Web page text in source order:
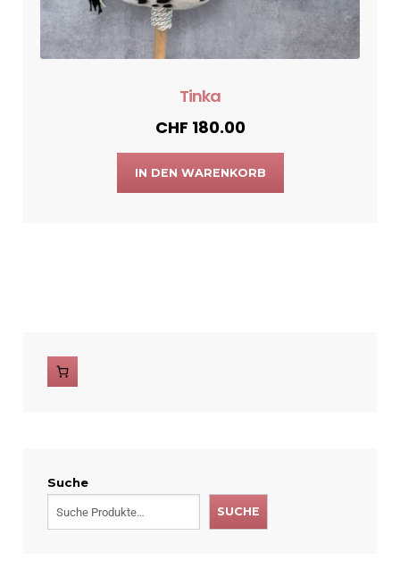
Tinka
CHF 180.00
IN DEN WARENKORB
Suche
SUCHE